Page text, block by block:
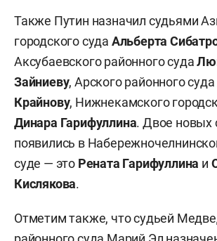
Также Путин назначил судьями
городского суда Альберта
Аксубаевского районного суда
Зайниеву, Арского районного суда
Крайнову, Нижнекамского
Динара Гарифуллина. Двое новых
появились в
суде — это Рената Гарифуллина и
Кислякова.
Отметим также, что судьей